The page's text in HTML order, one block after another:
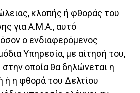
κλοπής ή φθοράς του
για Α.Μ.Α., αυτό
ο ενδιαφερόμενος
Υπηρεσία, με αίτησή του,
οποία θα δηλώνεται η
ή η φθορά του Δελτίου